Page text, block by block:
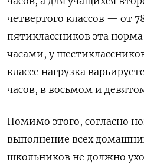
четвертого классов — от
пятиклассников эта
часами, у
классе нагрузка
часов, в восьмом и
Помимо этого, согласно
выполнение всех
школьников не должно